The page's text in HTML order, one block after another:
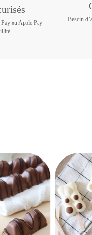
ou Apple Pay
Besoin